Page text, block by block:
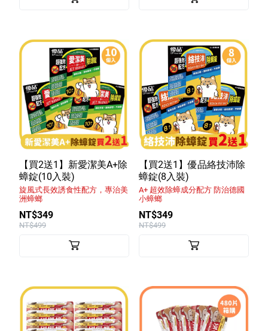
優品x柴語錄
團購專區
關於優品
會員權益
會員中心
特色服務
Facebook粉絲專頁
【買2送1】新愛潔美A+除
蟑錠(10入裝)
旋風式長效誘食性配方，專治美
洲蟑螂
NT$349
NT$499
【買2送1】優品絡技沛除
蟑錠(8入裝)
A+ 超效除蟑成分配方 防治德國
小蟑螂
NT$349
NT$499